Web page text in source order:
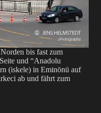
bis fast zum
und “Anadolu
(iskele) in Eminönü auf
ab und fährt zum